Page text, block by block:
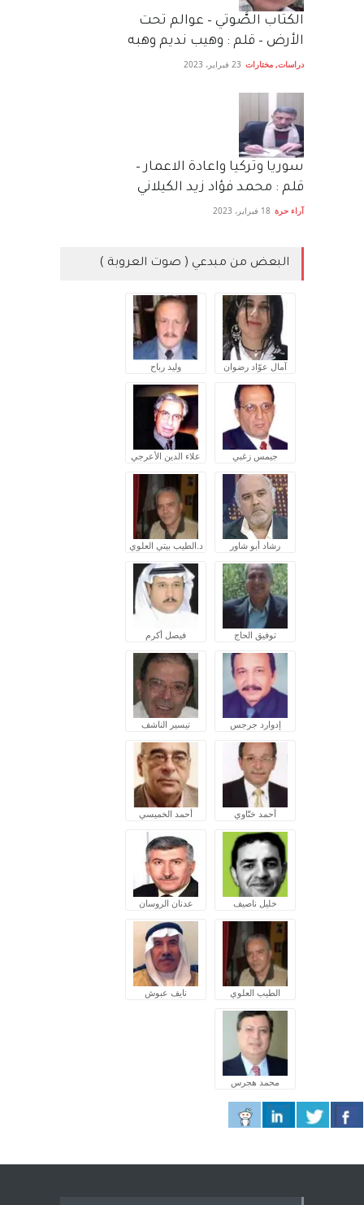
الكتاب الصَّوتي – عوالم تحت
الأرض – قلم : وهيب نديم وهبه
دراسات, مختارات 23 فبراير، 2023
سوريا وتركيا واعادة الاعمار –
قلم : محمد فؤاد زيد الكيلاني
آراء حرة 18 فبراير، 2023
البعض من مبدعي ( صوت العروبة )
آمال عوّاد رضوان وليد رباح
جيمس زغبي علاء الدين الأعرجي
رشاد أبو شاور د.الطيب بيتي العلوي
توفيق الحاج فيصل أكرم
إدوارد جرجس تيسير الناشف
أحمد ختّاوي أحمد الخميسي
خليل ناصيف عدنان الروسان
الطيب العلوي نايف عبوش
محمد هجرس